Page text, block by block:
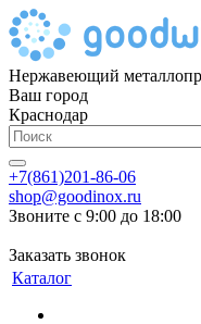
Нержавеющий
Ваш город
Краснодар
+7(861)201-86-06
shop@goodinox.ru
Звоните с 9:00 до 18:00
Заказать звонок
Каталог